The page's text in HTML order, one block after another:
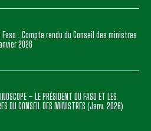
Faso : Compte rendu du Conseil des ministres
2026
– LE PRÉSIDENT DU FASO ET LES
DU CONSEIL DES MINISTRES (Janv. 2026)